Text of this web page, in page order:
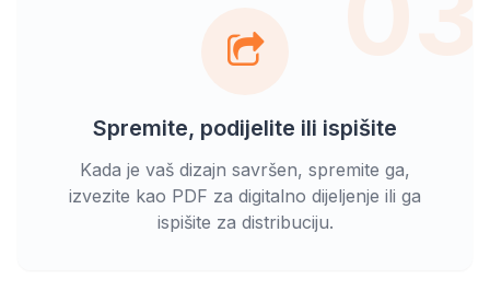
Spremite, podijelite ili ispišite
Kada je vaš dizajn savršen, spremite ga,
izvezite kao PDF za digitalno dijeljenje ili ga
ispišite za distribuciju.